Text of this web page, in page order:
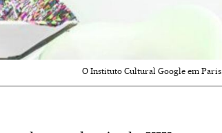
O Instituto Cultural Google em Paris.